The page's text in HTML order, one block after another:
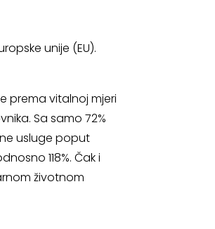
unije (EU).
prema vitalnoj mjeri
Sa samo 72%
usluge poput
118%. Čak i
životnom